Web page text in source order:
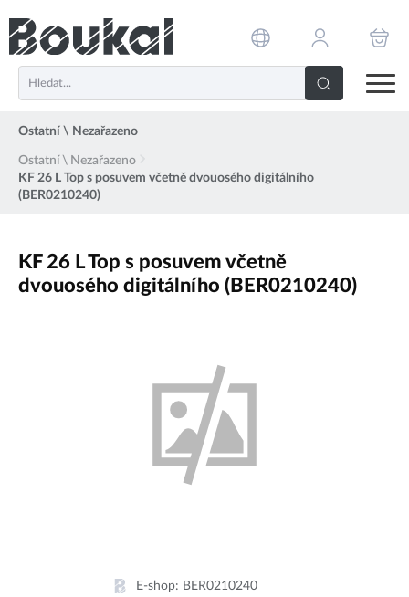
Ostatní \ Nezařazeno
Ostatní \ Nezařazeno
KF 26 L Top s posuvem včetně dvouosého digitálního
(BER0210240)
KF 26 L Top s posuvem včetně
dvouosého digitálního (BER0210240)
E-shop: BER0210240